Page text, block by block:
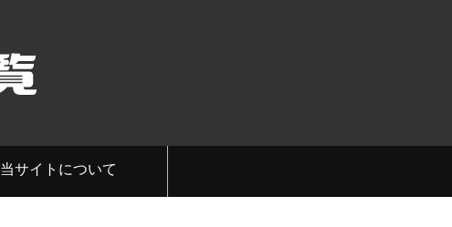
当サイトについて